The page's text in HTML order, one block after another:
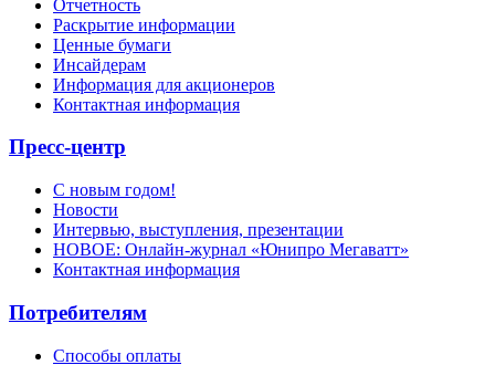
Отчетность
Раскрытие информации
Ценные бумаги
Инсайдерам
Информация для акционеров
Контактная информация
Пресс-центр
С новым годом!
Новости
Интервью, выступления, презентации
НОВОЕ: Онлайн-журнал «Юнипро Мегаватт»
Контактная информация
Потребителям
Способы оплаты